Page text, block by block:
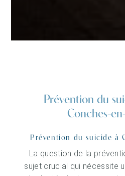
Prévention du
Conches-
Prévention du suicide à
La question de la
sujet crucial qui nécessite